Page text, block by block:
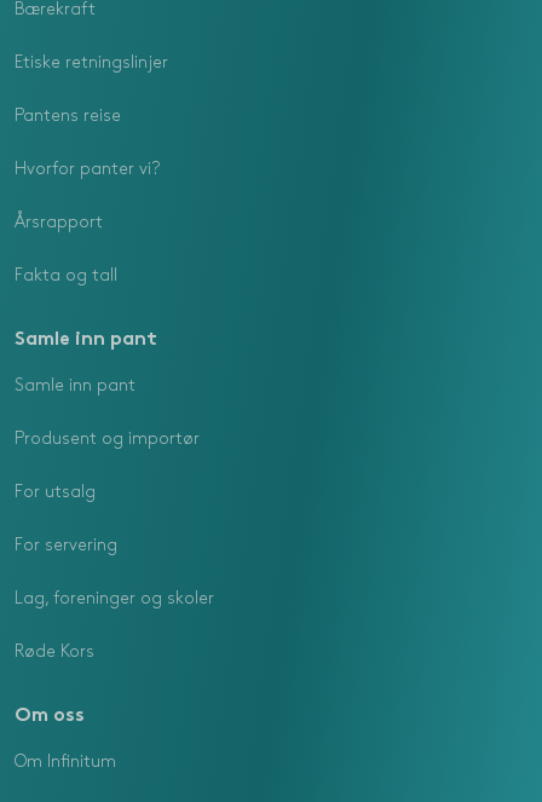
Bærekraft
Etiske retningslinjer
Pantens reise
Hvorfor panter vi?
Årsrapport
Fakta og tall
Samle inn pant
Samle inn pant
Produsent og importør
For utsalg
For servering
Lag, foreninger og skoler
Røde Kors
Om oss
Om Infinitum